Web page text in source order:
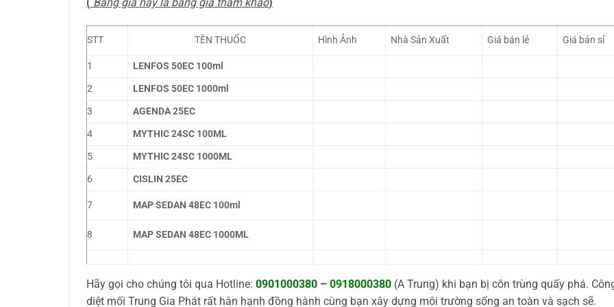
STT TÊN THUỐC Hình Ảnh Nhà Sản Xuất Giá bán lẻ Giá bán sỉ
1
LENFOS 50EC 100ml
2
LENFOS 50EC 1000ml
3
AGENDA 25EC
4
MYTHIC 24SC 100ML
5
MYTHIC 24SC 1000ML
6
CISLIN 25EC
7 MAP SEDAN 48EC 100ml
8 MAP SEDAN 48EC 1000ML
Hãy gọi cho chúng tôi qua Hotline: 0901000380 – 0918000380 (A Trung) khi bạn bị côn trùng quấy phá.
diệt mối Trung Gia Phát rất hân hạnh đồng hành cùng bạn xây dựng môi trường sống an toàn và sạch sẽ.